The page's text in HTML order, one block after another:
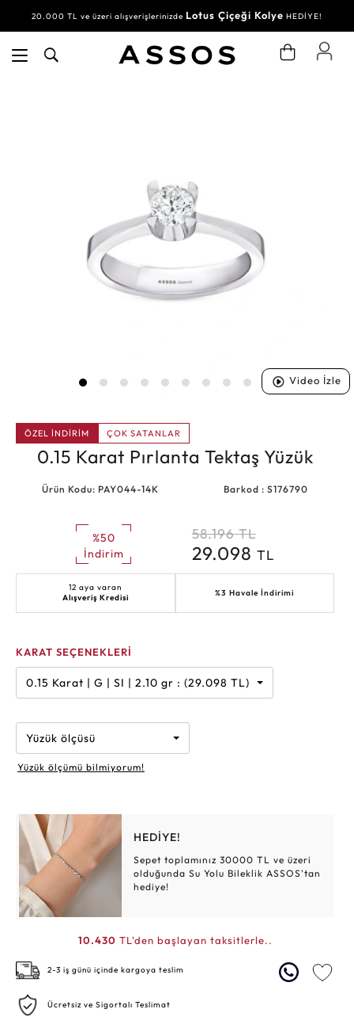
20.000 TL ve üzeri alışverişlerinizde Lotus Çiçeği Kolye HEDİYE!
Video İzle
ÖZEL İNDİRİM ÇOK SATANLAR
0.15 Karat Pırlanta Tektaş Yüzük
Ürün Kodu: PAY044-14K Barkod : S176790
%50
İndirim
58.196 TL
29.098 TL
12 aya varan
Alışveriş Kredisi
%3 Havale İndirimi
KARAT SEÇENEKLERİ
0.15 Karat | G | SI | 2.10 gr : (29.098 TL)
Yüzük ölçüsü
Yüzük ölçümü bilmiyorum!
HEDİYE!
Sepet toplamınız 30000 TL ve üzeri
olduğunda Su Yolu Bileklik ASSOS'tan
hediye!
10.430 TL'den başlayan taksitlerle..
2-3 iş günü içinde kargoya teslim
Ücretsiz ve Sigortalı Teslimat